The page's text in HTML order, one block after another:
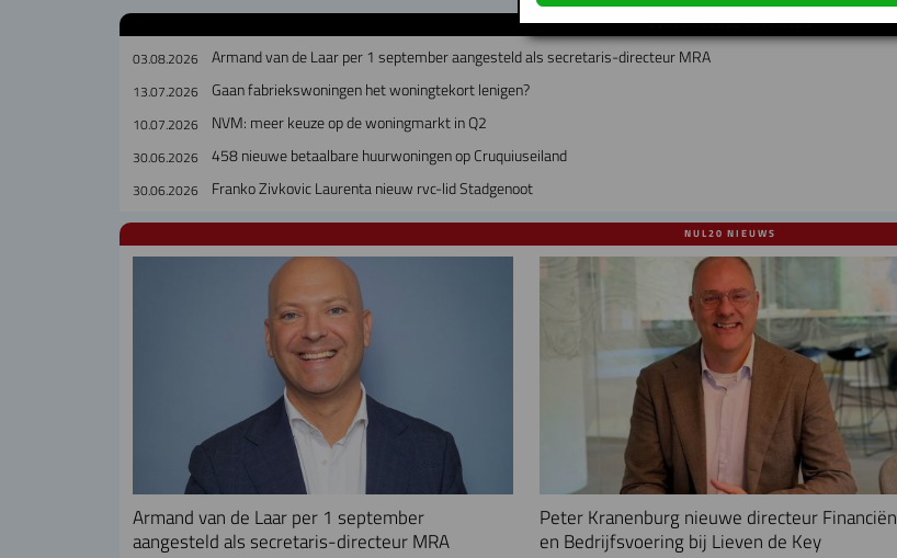
GERELATEERDE ARTIKELEN
03.08.2026 Armand van de Laar per 1 september aangesteld als secretaris-directeur MRA
13.07.2026 Gaan fabriekswoningen het woningtekort lenigen?
10.07.2026 NVM: meer keuze op de woningmarkt in Q2
30.06.2026 458 nieuwe betaalbare huurwoningen op Cruquiuseiland
30.06.2026 Franko Zivkovic Laurenta nieuw rvc-lid Stadgenoot
NUL20 NIEUWS
Armand van de Laar per 1 september
aangesteld als secretaris-directeur MRA
Peter Kranenburg nieuwe directeur Financiën
en Bedrijfsvoering bij Lieven de Key